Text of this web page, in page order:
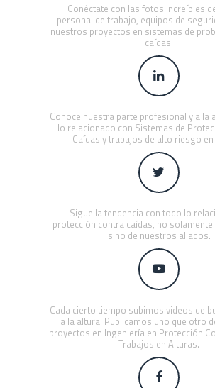
Conéctate con las fotos increíbles
personal de trabajo, equipos de
nuestros proyectos en sistemas de
caídas.
Conoce nuestra parte profesional y a la
lo relacionado con Sistemas de
Caídas y trabajos de alto riesgo
Sigue la tendencia con todo lo
protección contra caídas, no
sino de nuestros aliados.
Cada cierto tiempo subimos videos de
a la altura. Publicamos uno que otro
proyectos en Ingeniería en Protección
Trabajos en Alturas.